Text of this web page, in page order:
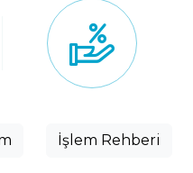
İşlem Rehberi